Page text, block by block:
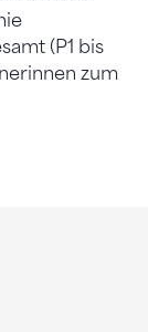
(P1 bis
zum